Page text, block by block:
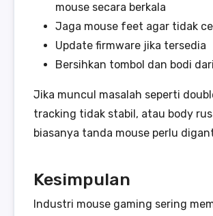
mouse secara berkala
Jaga mouse feet agar tidak
Update firmware jika tersedia
Bersihkan tombol dan bodi
Jika muncul masalah seperti
tracking tidak stabil, atau body
biasanya tanda mouse perlu
Kesimpulan
Industri mouse gaming sering